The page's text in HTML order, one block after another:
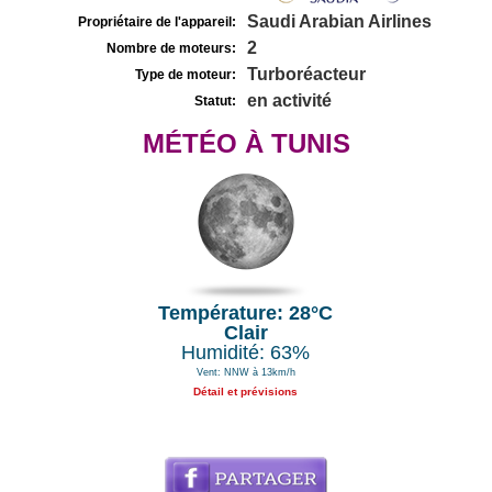
Propriétaire de l'appareil: Saudi Arabian Airlines
Nombre de moteurs: 2
Type de moteur: Turboréacteur
Statut: en activité
MÉTÉO À TUNIS
Température: 28°C
Clair
Humidité: 63%
Vent: NNW à 13km/h
Détail et prévisions